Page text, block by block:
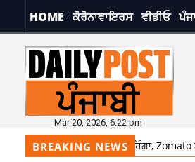
HOME ਕੋਰੋਨਾਵਾਇਰਸ ਵੀਡੀਓ
Mar 20, 2026, 6:22 pm
BREAKING NEWS
ਕਰਨਾ ਪਵੇਗਾ ਮਹਿੰਗਾ, Zomato ਨੇ ਵਧਾਏ